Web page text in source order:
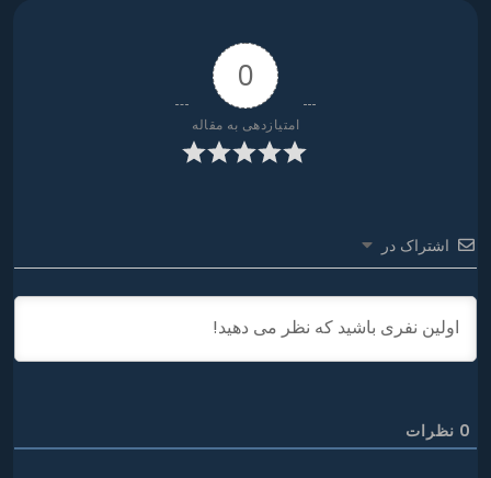
0
امتیازدهی به مقاله
اشتراک در
0 نظرات